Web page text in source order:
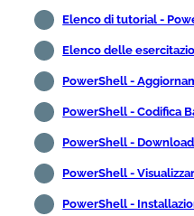
Elenco di tutorial -
Elenco delle
PowerShell -
PowerShell - Codifica
PowerShell -
PowerShell -
PowerShell -